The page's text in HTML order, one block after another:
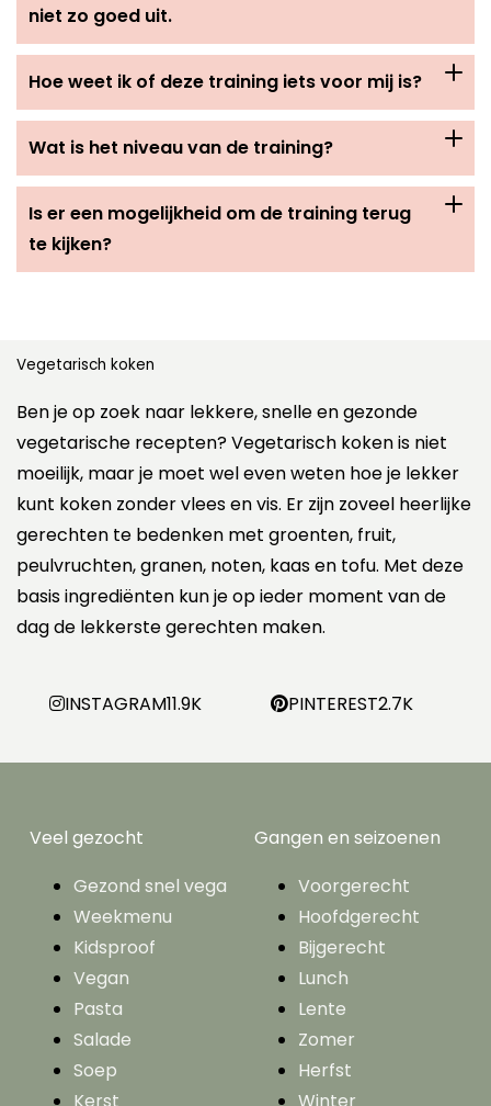
niet zo goed uit.
Hoe weet ik of deze training iets voor mij is?
Wat is het niveau van de training?
Is er een mogelijkheid om de training terug
te kijken?
Vegetarisch koken
Ben je op zoek naar lekkere, snelle en gezonde
vegetarische recepten? Vegetarisch koken is niet
moeilijk, maar je moet wel even weten hoe je lekker
kunt koken zonder vlees en vis. Er zijn zoveel heerlijke
gerechten te bedenken met groenten, fruit,
peulvruchten, granen, noten, kaas en tofu. Met deze
basis ingrediënten kun je op ieder moment van de
dag de lekkerste gerechten maken.
INSTAGRAM11.9K PINTEREST2.7K
Veel gezocht
Gezond snel vega
Weekmenu
Kidsproof
Vegan
Pasta
Salade
Soep
Kerst
Gangen en seizoenen
Voorgerecht
Hoofdgerecht
Bijgerecht
Lunch
Lente
Zomer
Herfst
Winter